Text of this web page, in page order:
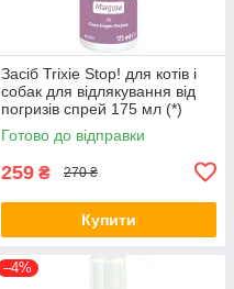
Засіб Trixie Stop! для котів і
собак для відлякування від
погризів спрей 175 мл (*)
Готово до відправки
259 ₴ 270 ₴
Купити
–4%